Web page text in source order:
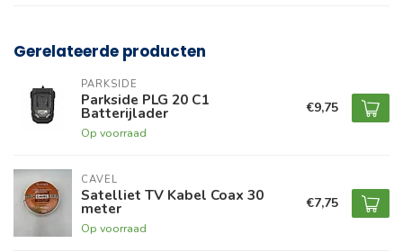
Gerelateerde producten
PARKSIDE
Parkside PLG 20 C1
Batterijlader
Op voorraad
€9,75
CAVEL
Satelliet TV Kabel Coax 30
meter
Op voorraad
€7,75